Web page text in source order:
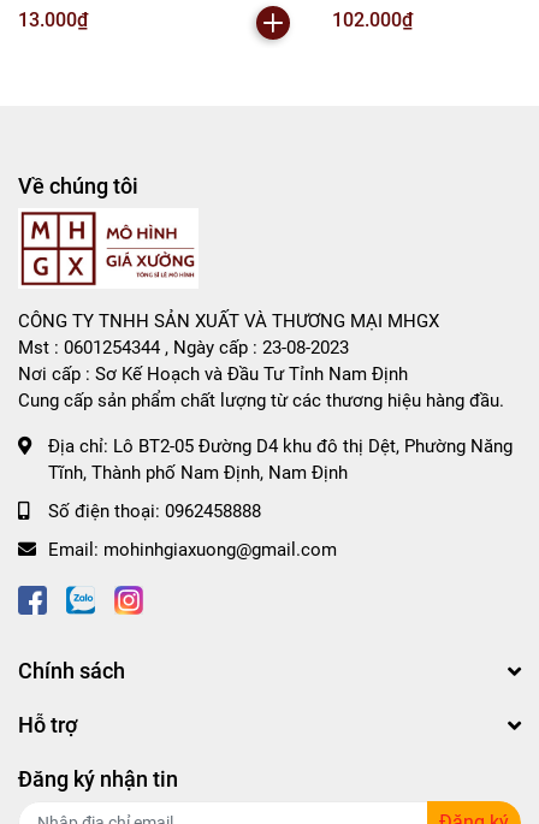
combo12 nhân vật Ninja ( no brand )
Sakura Gaara Shikamaru Itachi
13.000₫
80 ) - N3-A1-S20
102.000₫
Về chúng tôi
CÔNG TY TNHH SẢN XUẤT VÀ THƯƠNG MẠI MHGX
Mst : 0601254344 , Ngày cấp : 23-08-2023
Nơi cấp : Sơ Kế Hoạch và Đầu Tư Tỉnh Nam Định
Cung cấp sản phẩm chất lượng từ các thương hiệu hàng đầu.
Địa chỉ: Lô BT2-05 Đường D4 khu đô thị Dệt, Phường Năng
Tĩnh, Thành phố Nam Định, Nam Định
Số điện thoại: 0962458888
Email: mohinhgiaxuong@gmail.com
Chính sách
Hỗ trợ
Đăng ký nhận tin